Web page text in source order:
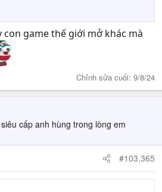
con game thế giới mở khác mà
Chỉnh sửa cuối: 9/8/24
cấp anh hùng trong lòng em
#103,365